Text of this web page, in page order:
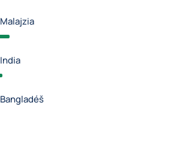
Malajzia
India
Bangladéš